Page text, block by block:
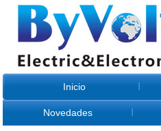
Inicio
Novedades